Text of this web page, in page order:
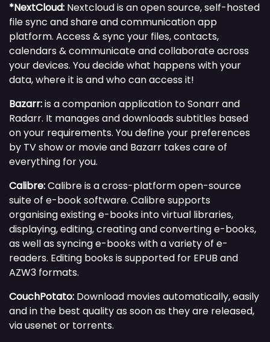
*NextCloud: Nextcloud is an open source, self-hosted
file sync and share and communication app
platform. Access & sync your files, contacts,
calendars & communicate and collaborate across
your devices. You decide what happens with your
data, where it is and who can access it!
Bazarr:is a companion application to Sonarr and
Radarr. It manages and downloads subtitles based
on your requirements. You define your preferences
by TV show or movie and Bazarr takes care of
everything for you.
Calibre:Calibre is a cross-platform open-source
suite of e-book software. Calibre supports
organising existing e-books into virtual libraries,
displaying, editing, creating and converting e-books,
as well as syncing e-books with a variety of e-
readers. Editing books is supported for EPUB and
AZW3 formats.
CouchPotato: Download movies automatically, easily
and in the best quality as soon as they are released,
via usenet or torrents.